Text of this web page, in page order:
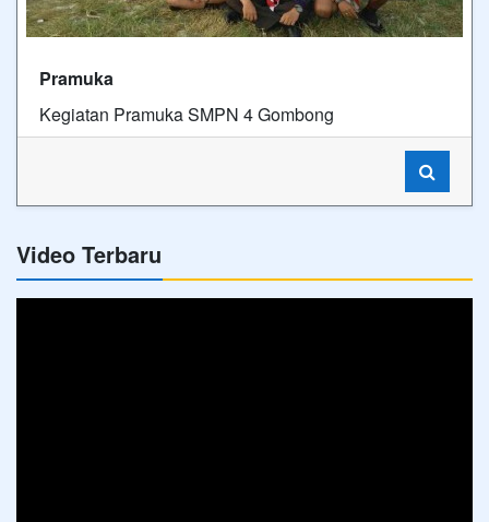
Pramuka
Kegiatan Pramuka SMPN 4 Gombong
Video Terbaru